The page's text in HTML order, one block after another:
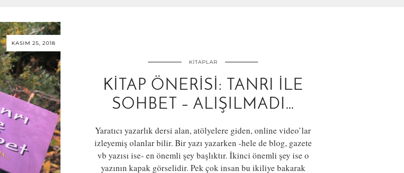
KASIM 25, 2018
KITAPLAR
KITAP ÖNERISI: TANRI ILE
SOHBET – ALIŞILMADI…
Yaratıcı yazarlık dersi alan, atölyelere giden, online video’lar
izleyemiş olanlar bilir. Bir yazı yazarken -hele de blog, gazete
vb yazısı ise- en önemli şey başlıktır. İkinci önemli şey ise o
yazının kapak görselidir. Pek çok insan bu ikiliye bakarak